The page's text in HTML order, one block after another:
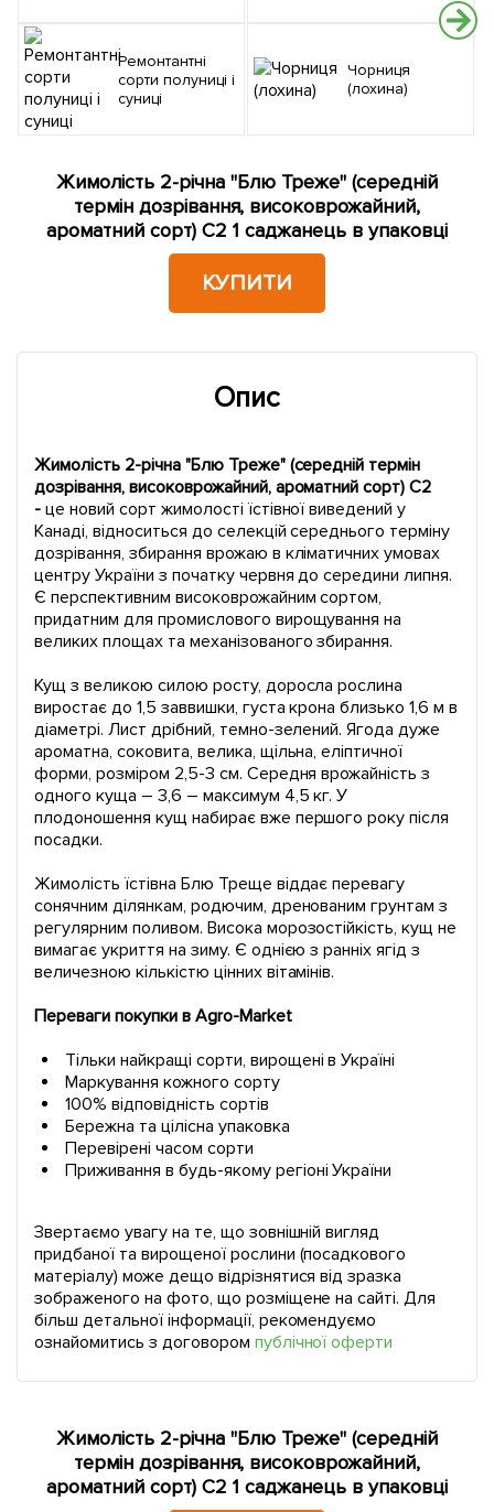
Ремонтантні
сорти полуниці і
суниці
Чорниця
(лохина)
Жимолість 2-річна "Блю Треже" (середній
термін дозрівання, високоврожайний,
ароматний сорт) С2 1 саджанець в упаковці
КУПИТИ
Опис
Жимолість 2-річна "Блю Треже" (середній термін
дозрівання, високоврожайний, ароматний сорт) С2
- це новий сорт жимолості їстівної виведений у
Канаді, відноситься до селекцій середнього терміну
дозрівання, збирання врожаю в кліматичних умовах
центру України з початку червня до середини липня.
Є перспективним високоврожайним сортом,
придатним для промислового вирощування на
великих площах та механізованого збирання.
Кущ з великою силою росту, доросла рослина
виростає до 1,5 заввишки, густа крона близько 1,6 м в
діаметрі. Лист дрібний, темно-зелений. Ягода дуже
ароматна, соковита, велика, щільна, еліптичної
форми, розміром 2,5-3 см. Середня врожайність з
одного куща – 3,6 – максимум 4,5 кг. У
плодоношення кущ набирає вже першого року після
посадки.
Жимолість їстівна Блю Треще віддає перевагу
сонячним ділянкам, родючим, дренованим грунтам з
регулярним поливом. Висока морозостійкість, кущ не
вимагає укриття на зиму. Є однією з ранніх ягід з
величезною кількістю цінних вітамінів.
Переваги покупки в Agro-Market
Тільки найкращі сорти, вирощені в Україні
Маркування кожного сорту
100% відповідність сортів
Бережна та цілісна упаковка
Перевірені часом сорти
Приживання в будь-якому регіоні України
Звертаємо увагу на те, що зовнішній вигляд
придбаної та вирощеної рослини (посадкового
матеріалу) може дещо відрізнятися від зразка
зображеного на фото, що розміщене на сайті. Для
більш детальної інформації, рекомендуємо
ознайомитись з договором публічної оферти
Жимолість 2-річна "Блю Треже" (середній
термін дозрівання, високоврожайний,
ароматний сорт) С2 1 саджанець в упаковці